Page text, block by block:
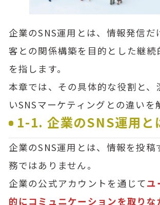
企業のSNS運用とは、情報発信だ
客との関係構築を目的とした継続
を指します。
本章では、その具体的な役割と、
いSNSマーケティングとの違いを
1-1. 企業のSNS運用と
企業のSNS運用とは、情報を投稿
務ではありません。
企業の公式アカウントを通じてユ
的にコミュニケーションを取りな